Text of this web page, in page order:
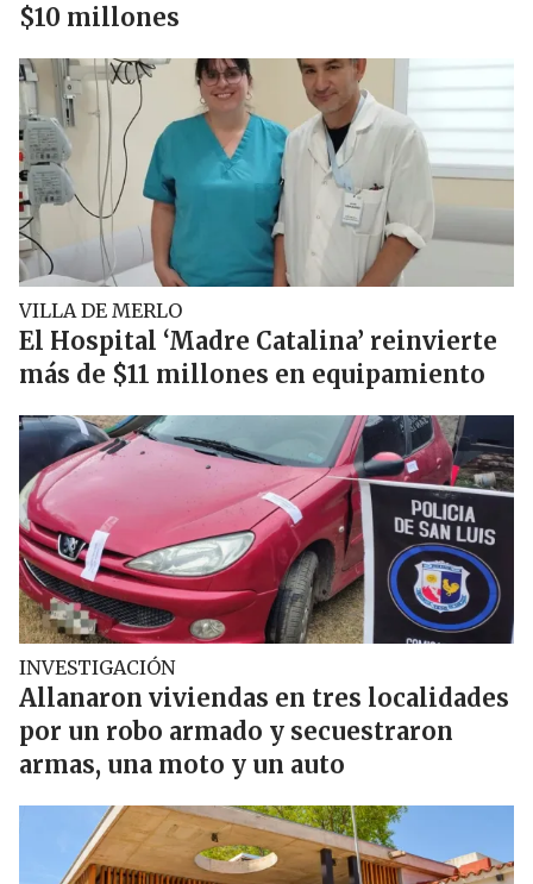
$10 millones
VILLA DE MERLO
El Hospital ‘Madre Catalina’ reinvierte
más de $11 millones en equipamiento
INVESTIGACIÓN
Allanaron viviendas en tres localidades
por un robo armado y secuestraron
armas, una moto y un auto